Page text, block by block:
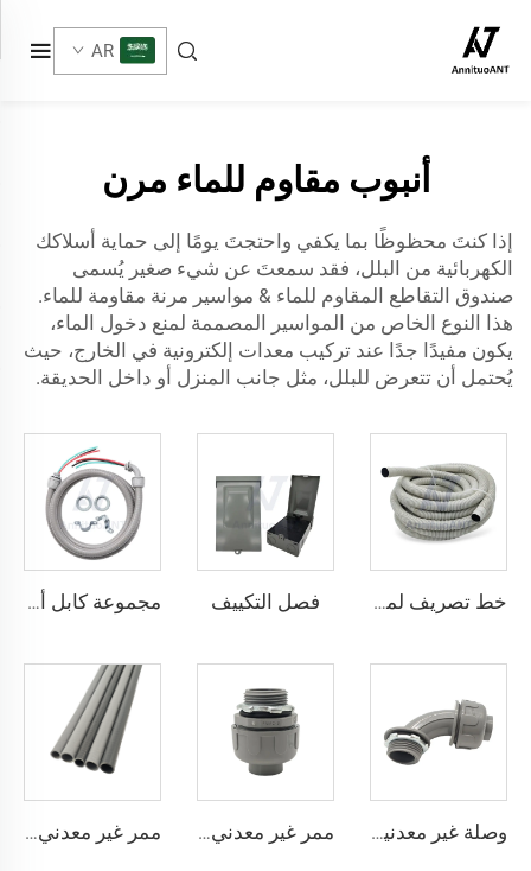
AR
أنبوب مقاوم للماء مرن
إذا كنتَ محظوظًا بما يكفي واحتجتَ يومًا إلى حماية أسلاكك
الكهربائية من البلل، فقد سمعتَ عن شيء صغير يُسمى
صندوق التقاطع المقاوم للماء & مواسير مرنة مقاومة للماء.
هذا النوع الخاص من المواسير المصممة لمنع دخول الماء،
يكون مفيدًا جدًا عند تركيب معدات إلكترونية في الخارج، حيث
يُحتمل أن تتعرض للبلل، مثل جانب المنزل أو داخل الحديقة.
خط تصريف لمكيفات الهواء فصل التكييف مجموعة كابل أ/سي
وصلة غير معدنية مقاومة للسوائل بزاوية 90 درجة ممر غير معدني مقاوم للسوائل مستقيم ممر غير معدني مقاوم للسوائل